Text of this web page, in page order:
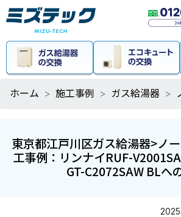
ホーム 施工事例 ガス給湯器
東京都江戸川区ガス給湯器>ノ
工事例：リンナイRUF-
GT-C2072SAW BLへ
2025